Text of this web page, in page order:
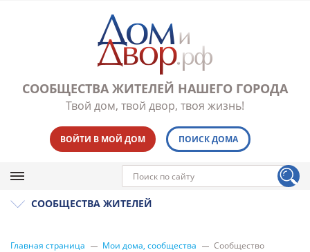
СООБЩЕСТВА ЖИТЕЛЕЙ НАШЕГО ГОРОДА
Твой дом, твой двор, твоя жизнь!
ВОЙТИ В МОЙ ДОМ ПОИСК ДОМА
СООБЩЕСТВА ЖИТЕЛЕЙ
Главная страница Мои дома, сообщества Сообщество